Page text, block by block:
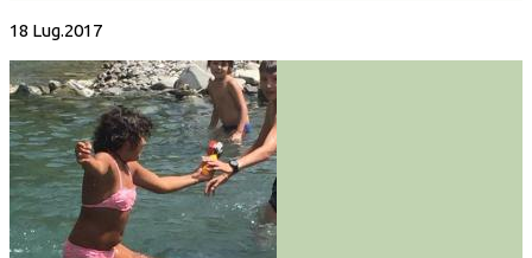
18 Lug.2017